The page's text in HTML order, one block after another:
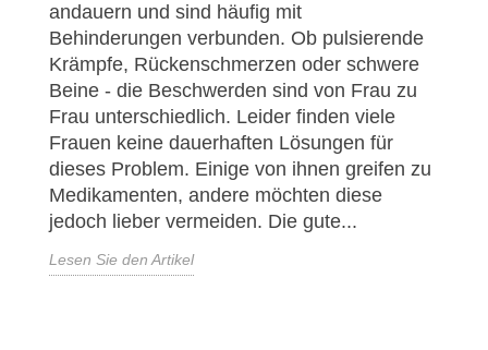
andauern und sind häufig mit
Behinderungen verbunden. Ob pulsierende
Krämpfe, Rückenschmerzen oder schwere
Beine - die Beschwerden sind von Frau zu
Frau unterschiedlich. Leider finden viele
Frauen keine dauerhaften Lösungen für
dieses Problem. Einige von ihnen greifen zu
Medikamenten, andere möchten diese
jedoch lieber vermeiden. Die gute...
Lesen Sie den Artikel